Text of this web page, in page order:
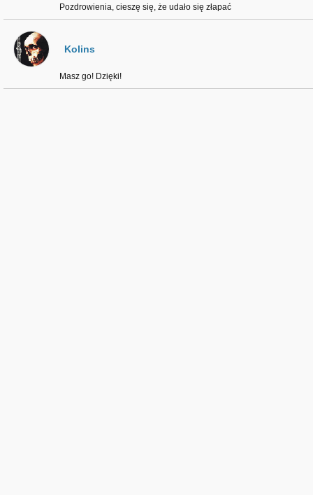
Pozdrowienia, cieszę się, że udało się złapać
Kolins
Masz go! Dzięki!